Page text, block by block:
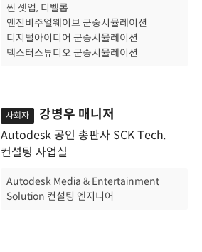
씬 셋업, 디벨롭
엔진비주얼웨이브 군중시뮬레이션
디지털아이디어 군중시뮬레이션
덱스터스튜디오 군중시뮬레이션
사회자 강병우 매니저
Autodesk 공인 총판사 SCK Tech.
컨설팅 사업실
Autodesk Media & Entertainment
Solution 컨설팅 엔지니어